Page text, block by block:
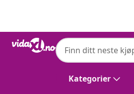
Kategorier